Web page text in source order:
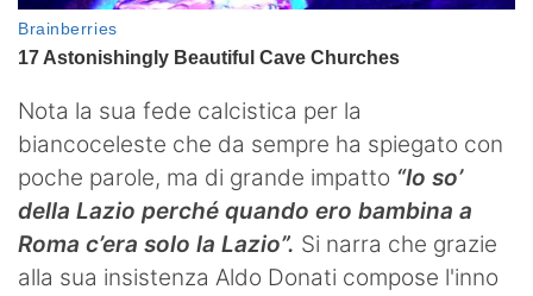
Nota la sua fede calcistica per la
biancoceleste che da sempre ha spiegato con
poche parole, ma di grande impatto “Io so’
della Lazio perché quando ero bambina a
Roma c’era solo la Lazio”. Si narra che grazie
alla sua insistenza Aldo Donati compose l'inno